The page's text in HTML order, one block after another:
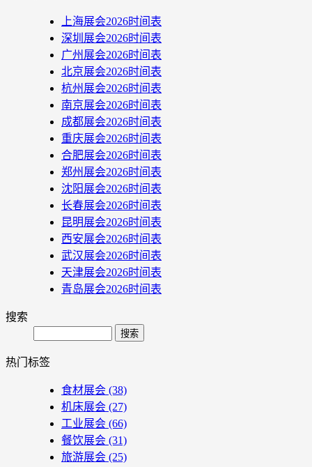
上海展会2026时间表
深圳展会2026时间表
广州展会2026时间表
北京展会2026时间表
杭州展会2026时间表
南京展会2026时间表
成都展会2026时间表
重庆展会2026时间表
合肥展会2026时间表
郑州展会2026时间表
沈阳展会2026时间表
长春展会2026时间表
昆明展会2026时间表
西安展会2026时间表
武汉展会2026时间表
天津展会2026时间表
青岛展会2026时间表
搜索
Search
热门标签
食材展会 (38)
机床展会 (27)
工业展会 (66)
餐饮展会 (31)
旅游展会 (25)